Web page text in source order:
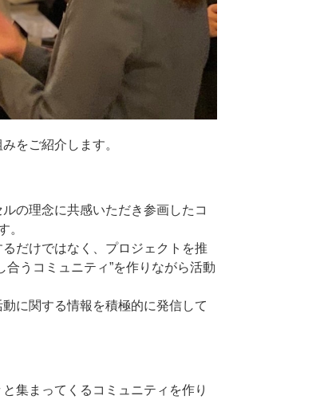
をご紹介します。
の理念に共感いただき参画したコ
。
だけではなく、プロジェクトを推
うコミュニティ”を作りながら活動
に関する情報を積極的に発信して
集まってくるコミュニティを作り